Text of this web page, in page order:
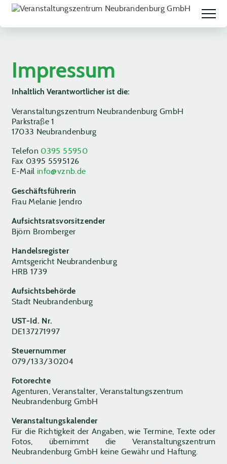
Impressum
Inhaltlich Verantwortlicher ist die:
Veranstaltungszentrum Neubrandenburg GmbH
Parkstraße 1
17033 Neubrandenburg
Telefon 0395 55950
Fax 0395 5595126
E-Mail info@vznb.de
Geschäftsführerin
Frau Melanie Jendro
Aufsichtsratsvorsitzender
Björn Bromberger
Handelsregister
Amtsgericht Neubrandenburg
HRB 1739
Aufsichtsbehörde
Stadt Neubrandenburg
UST-Id. Nr.
DE137271997
Steuernummer
079/133/30204
Fotorechte
Agenturen, Veranstalter, Veranstaltungszentrum
Neubrandenburg GmbH
Veranstaltungskalender
Für die Richtigkeit der Angaben, wie Termine, Texte oder
Fotos, übernimmt die Veranstaltungszentrum
Neubrandenburg GmbH keine Gewähr und Haftung.